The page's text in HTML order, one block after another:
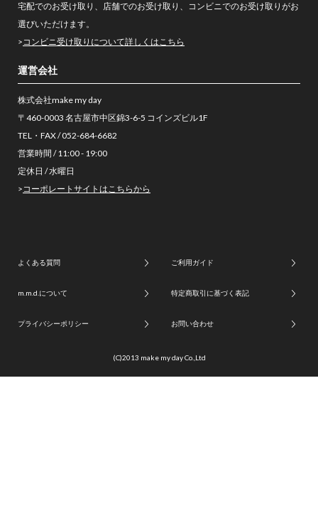
宅配でのお受け取り、店舗でのお受け取り、コンビニでのお受け取りがお
選びいただけます。
>コンビニ受け取りについて詳しくはこちら
運営会社
株式会社make my day
〒460-0003 名古屋市中区錦3-6-5 コインズビル1F
TEL・FAX / 052-684-6682
営業時間 / 11:00 - 19:00
定休日 / 水曜日
>コーポレートサイトはこちらから
よくある質問 ご利用ガイド
m.m.d.について 特定商取引に基づく表記
プライバシーポリシー お問い合わせ
(C)2013 make my day Co.,Ltd